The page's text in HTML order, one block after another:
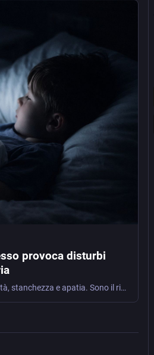
provoca disturbi
Disturbi dell’attenzione e del sonno, ma anche obesità, stanchezza e apatia. Sono il risultato della dipendenza da social, app e smartphone di bambini e adolescenti.